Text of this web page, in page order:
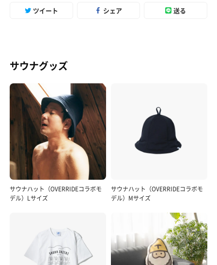
ツイート シェア 送る
サウナグッズ
サウナハット（OVERRIDEコラボモ
デル）Lサイズ
サウナハット（OVERRIDEコラボモ
デル）Mサイズ